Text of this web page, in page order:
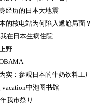
经历的日本大地震
的核电站为何陷入尴尬局面？
在日本生病住院
野
实：参观日本的牛奶饮料工厂
vacation中泡图书馆
我市祭り